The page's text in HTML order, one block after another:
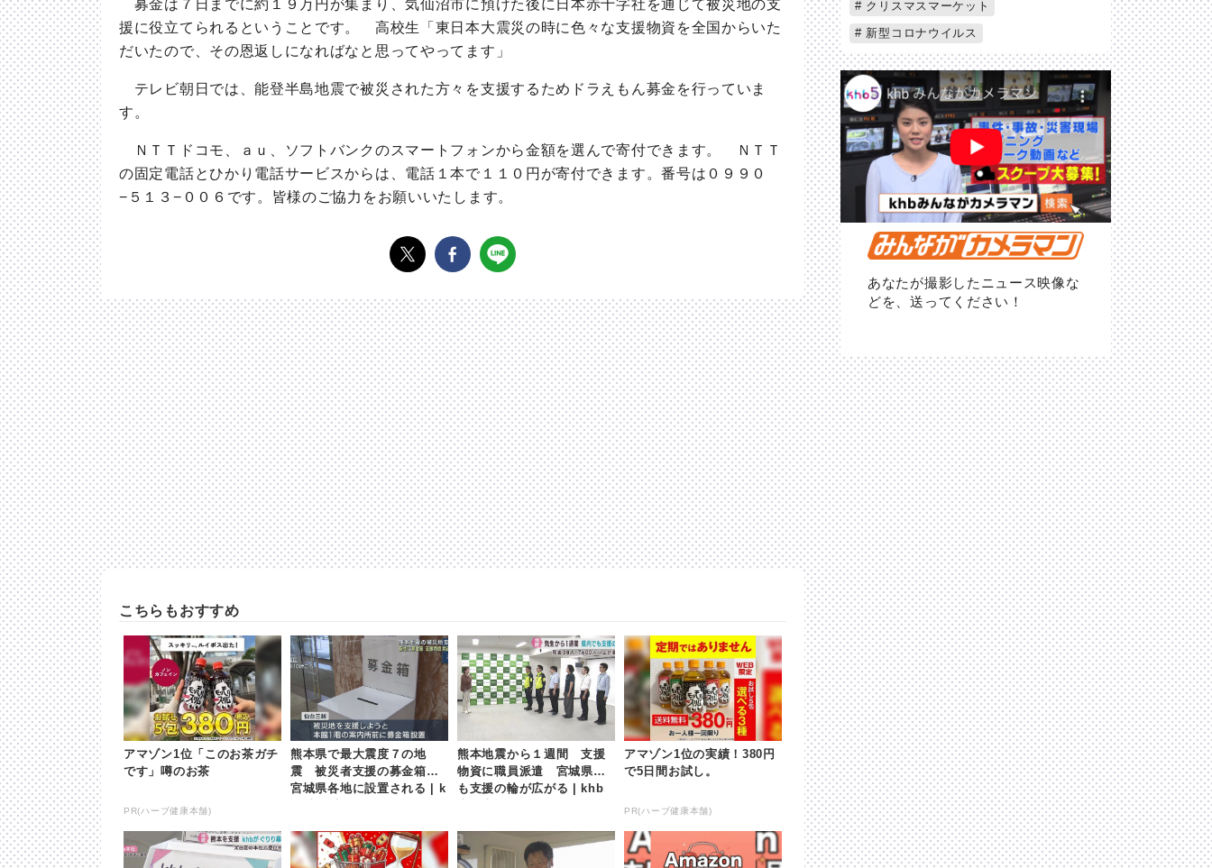
募金は７日までに約１９万円が集まり、気仙沼市に預けた後に日本赤十字社を通じて被災地の支
援に役立てられるということです。 高校生「東日本大震災の時に色々な支援物資を全国からいた
だいたので、その恩返しになればなと思ってやってます」
テレビ朝日では、能登半島地震で被災された方々を支援するためドラえもん募金を行っていま
す。
ＮＴＴドコモ、ａｕ、ソフトバンクのスマートフォンから金額を選んで寄付できます。 ＮＴＴ
の固定電話とひかり電話サービスからは、電話１本で１１０円が寄付できます。番号は０９９０
−５１３−００６です。皆様のご協力をお願いいたします。
こちらもおすすめ
アマゾン1位「このお茶ガチ
です」噂のお茶
PR(ハーブ健康本舗)
熊本県で最大震度７の地
震 被災者支援の募金箱が
宮城県各地に設置される | k
熊本地震から１週間 支援
物資に職員派遣 宮城県で
も支援の輪が広がる | khb
アマゾン1位の実績！380円
で5日間お試し。
PR(ハーブ健康本舗)
クリスマスマーケット
新型コロナウイルス
あなたが撮影したニュース映像な
どを、送ってください！